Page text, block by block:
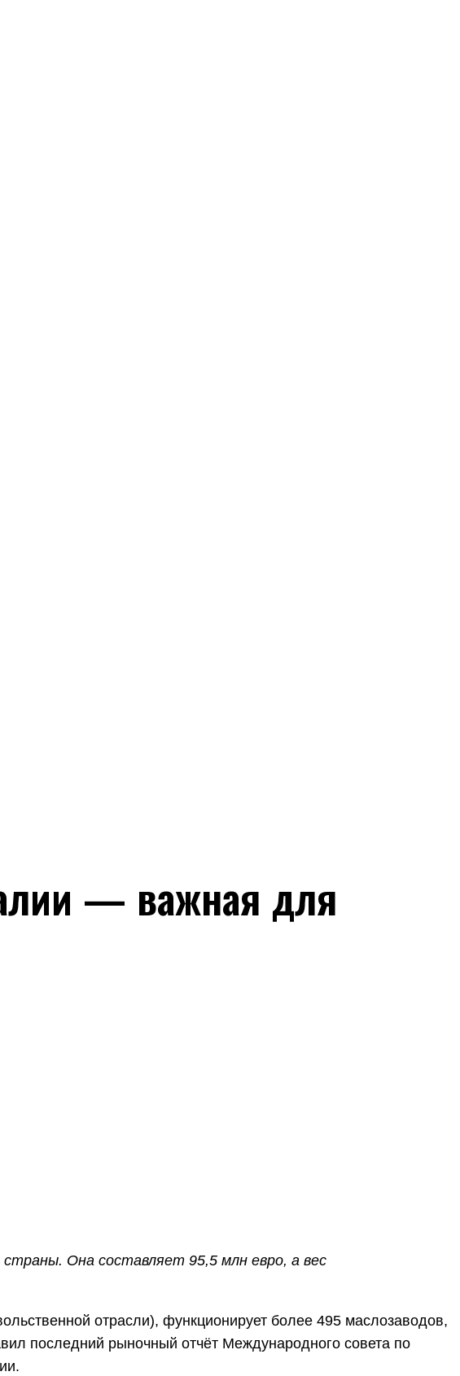
— важная для
Она составляет 95,5 млн евро, а вес
отрасли), функционирует более 495 маслозаводов,
последний рыночный отчёт Международного совета по